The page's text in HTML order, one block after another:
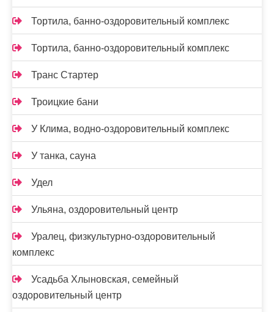
Тортила, банно-оздоровительный комплекс
Тортила, банно-оздоровительный комплекс
Транс Стартер
Троицкие бани
У Клима, водно-оздоровительный комплекс
У танка, сауна
Удел
Ульяна, оздоровительный центр
Уралец, физкультурно-оздоровительный
комплекс
Усадьба Хлыновская, семейный
оздоровительный центр